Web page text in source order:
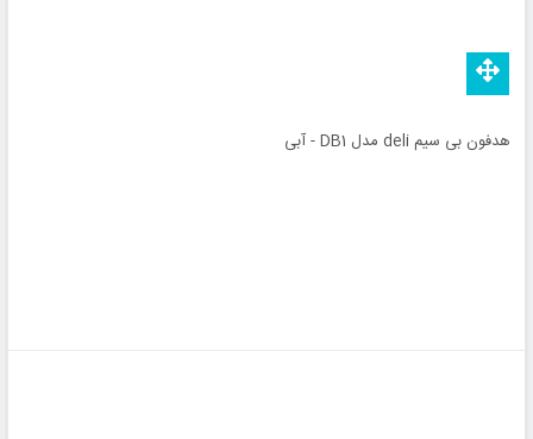
هدفون بی سیم deli مدل DB1 - آبی